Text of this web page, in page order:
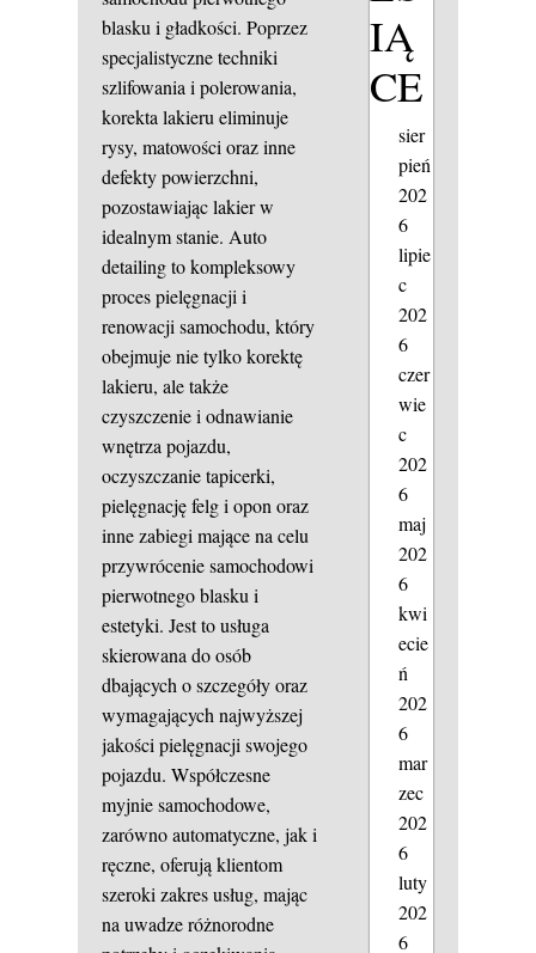
blasku i gładkości. Poprzez
specjalistyczne techniki
szlifowania i polerowania,
korekta lakieru eliminuje
rysy, matowości oraz inne
defekty powierzchni,
pozostawiając lakier w
idealnym stanie. Auto
detailing to kompleksowy
proces pielęgnacji i
renowacji samochodu, który
obejmuje nie tylko korektę
lakieru, ale także
czyszczenie i odnawianie
wnętrza pojazdu,
oczyszczanie tapicerki,
pielęgnację felg i opon oraz
inne zabiegi mające na celu
przywrócenie samochodowi
pierwotnego blasku i
estetyki. Jest to usługa
skierowana do osób
dbających o szczegóły oraz
wymagających najwyższej
jakości pielęgnacji swojego
pojazdu. Współczesne
myjnie samochodowe,
zarówno automatyczne, jak i
ręczne, oferują klientom
szeroki zakres usług, mając
na uwadze różnorodne
IĄ
CE
sier
pień
202
6
lipie
c
202
6
czer
wie
c
202
6
maj
202
6
kwi
ecie
ń
202
6
mar
zec
202
6
luty
202
6